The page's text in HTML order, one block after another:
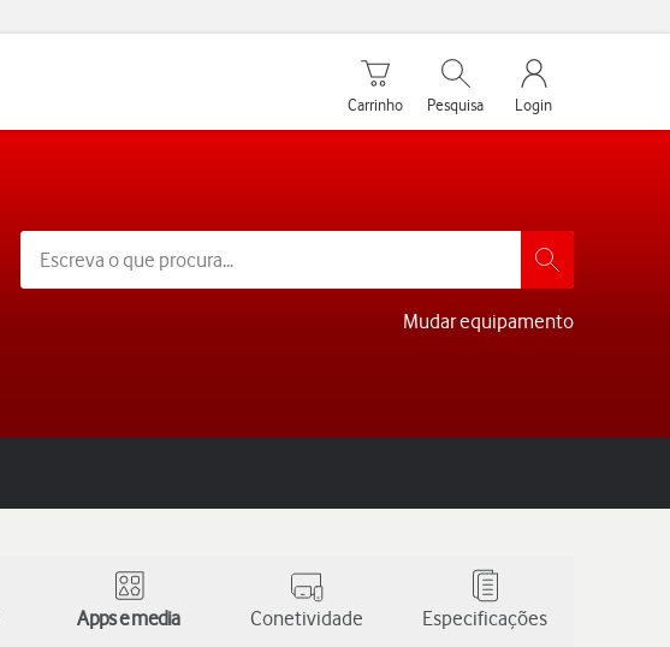
Carrinho de compras
Carrinho
Pesquisar
Pesquisa
My Vodafone
Login
Mudar equipamento
Apps e media Conetividade Especificações